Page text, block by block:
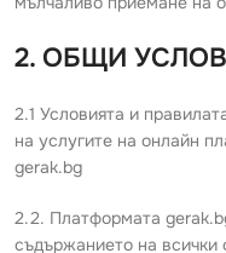
2. ОБЩИ
2.1 Условията и
на услугите на онлайн
gerak.bg
2.2. Платформата
съдържанието на всички